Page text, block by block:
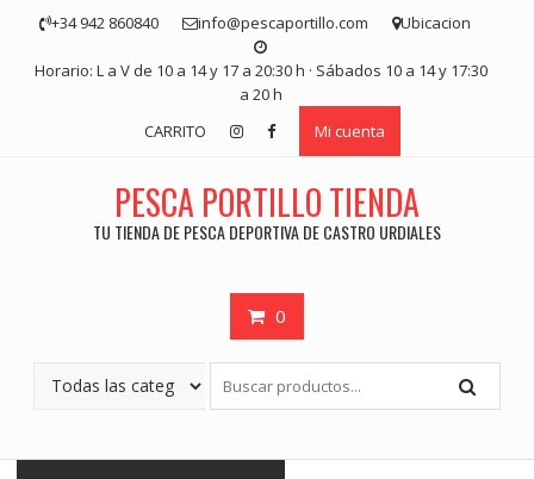
contenido
+34 942 860840 info@pescaportillo.com Ubicacion
Horario: L a V de 10 a 14 y 17 a 20:30 h · Sábados 10 a 14 y 17:30
a 20 h
CARRITO
Mi cuenta
PESCA PORTILLO TIENDA
TU TIENDA DE PESCA DEPORTIVA DE CASTRO URDIALES
0